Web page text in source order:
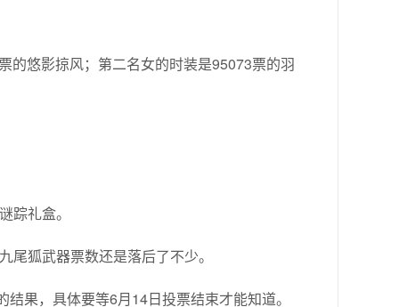
的悠影掠风；第二名女的时装是95073票的羽
踪礼盒。
尾狐武器票数还是落后了不少。
果，具体要等6月14日投票结束才能知道。